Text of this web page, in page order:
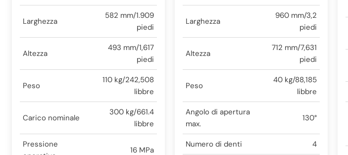
Larghezza
582 mm/1.909
piedi
Altezza
493 mm/1,617
piedi
Peso
110 kg/242,508
libbre
Carico nominale
300 kg/661.4
libbre
Pressione
16 MPa
Larghezza
960 mm/3,2
piedi
Altezza
712 mm/7,631
piedi
Peso
40 kg/88,185
libbre
Angolo di apertura
max.
130°
Numero di denti 4